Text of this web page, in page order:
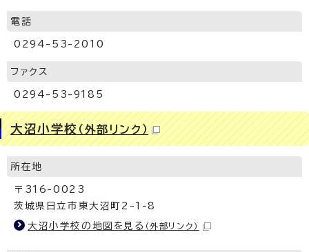
電話
0294-53-2010
ファクス
0294-53-9185
大沼小学校 （外部リンク）
所在地
〒316-0023
茨城県日立市東大沼町2-1-8
大沼小学校の地図を見る （外部リンク）